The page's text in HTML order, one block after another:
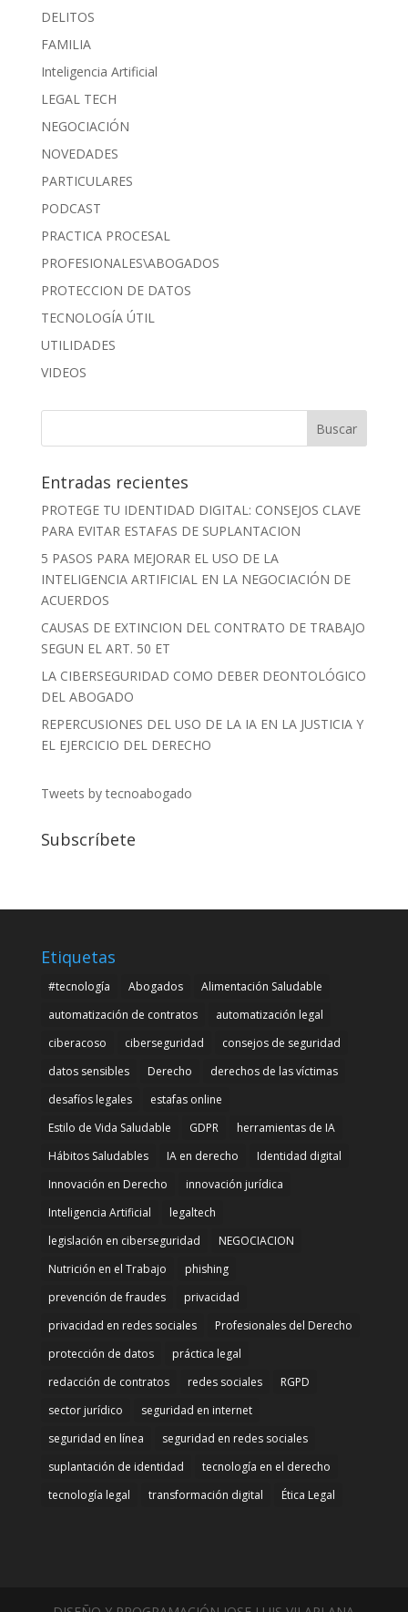
DELITOS
FAMILIA
Inteligencia Artificial
LEGAL TECH
NEGOCIACIÓN
NOVEDADES
PARTICULARES
PODCAST
PRACTICA PROCESAL
PROFESIONALES\ABOGADOS
PROTECCION DE DATOS
TECNOLOGÍA ÚTIL
UTILIDADES
VIDEOS
Entradas recientes
PROTEGE TU IDENTIDAD DIGITAL: CONSEJOS CLAVE
PARA EVITAR ESTAFAS DE SUPLANTACION
5 PASOS PARA MEJORAR EL USO DE LA
INTELIGENCIA ARTIFICIAL EN LA NEGOCIACIÓN DE
ACUERDOS
CAUSAS DE EXTINCION DEL CONTRATO DE TRABAJO
SEGUN EL ART. 50 ET
LA CIBERSEGURIDAD COMO DEBER DEONTOLÓGICO
DEL ABOGADO
REPERCUSIONES DEL USO DE LA IA EN LA JUSTICIA Y
EL EJERCICIO DEL DERECHO
Tweets by tecnoabogado
Subscríbete
Etiquetas
#tecnología Abogados
Alimentación Saludable
automatización de contratos
automatización legal
ciberacoso
ciberseguridad
consejos de seguridad
datos sensibles
Derecho
derechos de las víctimas
desafíos legales
estafas online
Estilo de Vida Saludable
GDPR
herramientas de IA
Hábitos Saludables
IA en derecho
Identidad digital
Innovación en Derecho
innovación jurídica
Inteligencia Artificial
legaltech
legislación en ciberseguridad
NEGOCIACION
Nutrición en el Trabajo
phishing
prevención de fraudes
privacidad
privacidad en redes sociales
Profesionales del Derecho
protección de datos
práctica legal
redacción de contratos
redes sociales
RGPD
sector jurídico
seguridad en internet
seguridad en línea
seguridad en redes sociales
suplantación de identidad
tecnología en el derecho
tecnología legal
transformación digital Ética Legal